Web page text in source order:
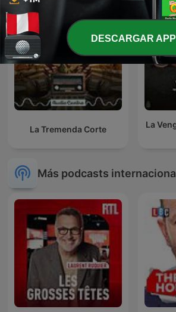
La Tremenda Corte
La
Más podcasts
DESCARGAR APP